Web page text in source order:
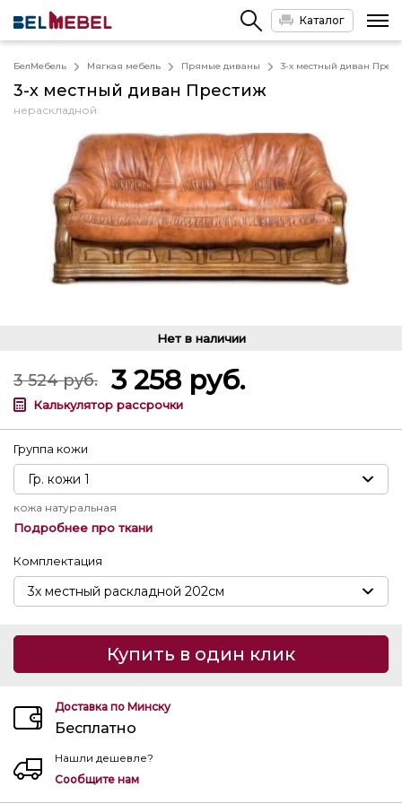
Каталог
БелМебель Мягкая мебель Прямые диваны 3-х местный диван
3-х местный диван Престиж
нераскладной
Нет в наличии
3 524 руб. 3 258 руб.
Калькулятор рассрочки
Группа кожи
кожа натуральная
Подробнее про ткани
Комплектация
Купить в один клик
Доставка по Минску
Бесплатно
Нашли дешевле?
Сообщите нам